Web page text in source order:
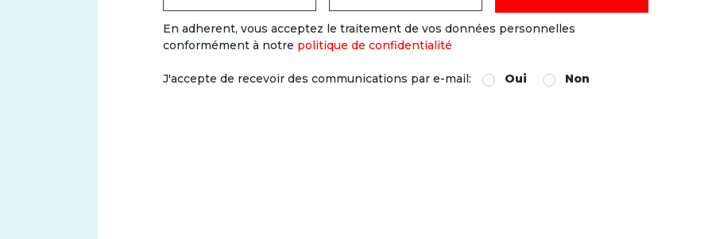
En adherent, vous acceptez le traitement de vos données personnelles
conformément à notre politique de confidentialité
J'accepte de recevoir des communications par e-mail: Oui Non